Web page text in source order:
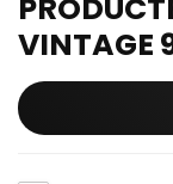
VINTAGE